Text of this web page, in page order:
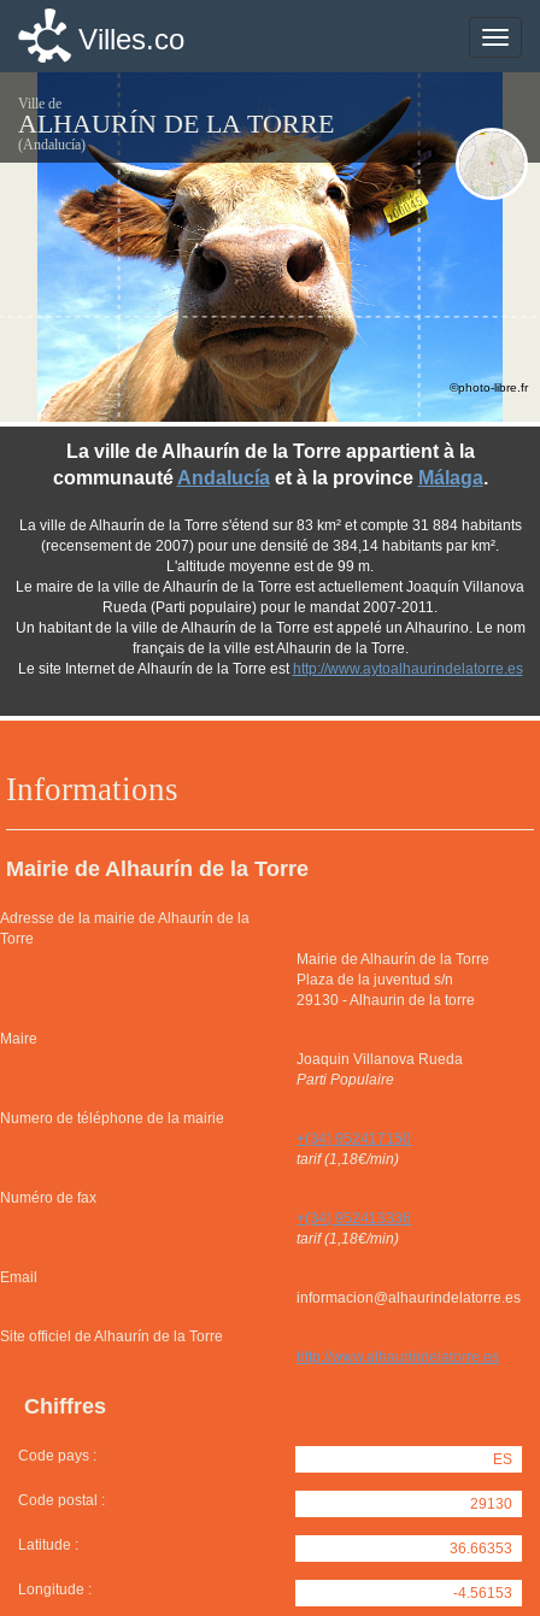
Toggle
Villes.co
Ville de
ALHAURÍN DE LA TORRE
(Andalucía)
Informations
Mairie de Alhaurín de la Torre
Adresse de la mairie de Alhaurín de la
Torre
Mairie de Alhaurín de la Torre
Plaza de la juventud s/n
29130 -Alhaurin de la torre
Maire
Joaquin Villanova Rueda
Parti Populaire
Numero de téléphone de la mairie
+(34) 952417150
tarif (1,18€/min)
Numéro de fax
+(34) 952413336
tarif (1,18€/min)
Email
informacion@alhaurindelatorre.es
Site officiel de Alhaurín de la Torre
http://www.alhaurindelatorre.es
Chiffres
Code pays : ES
Code postal : 29130
Latitude : 36.66353
Longitude : -4.56153
La ville de Alhaurín de la Torre appartient à la
communauté Andalucíaet à la province Málaga.
La ville de Alhaurín de la Torre s'étend sur 83 km² et compte 31 884 habitants
(recensement de 2007) pour une densité de 384,14 habitants par km².
L'altitude moyenne est de 99 m.
Le maire de la ville de Alhaurín de la Torre est actuellement Joaquín Villanova
Rueda (Parti populaire) pour le mandat 2007-2011.
Un habitant de la ville de Alhaurín de la Torre est appelé un Alhaurino. Le nom
français de la ville est Alhaurin de la Torre.
Le site Internet de Alhaurín de la Torre est http://www.aytoalhaurindelatorre.es
©photo-libre.fr
Toggle
Villes.co